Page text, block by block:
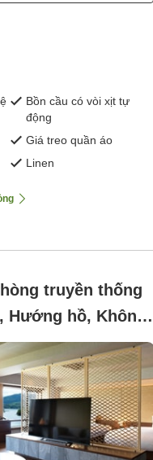
Bồn cầu có vòi xịt tự
động
Giá treo quần áo
Linen
truyền thống
Hướng hồ, Không
Building/Lake
Western Style